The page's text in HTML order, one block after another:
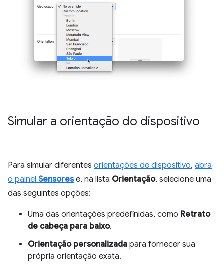
Simular a orientação do dispositivo
Para simular diferentes orientações de dispositivo, abra
o painel Sensorese, na lista Orientação, selecione uma
das seguintes opções:
Uma das orientações predefinidas, como Retrato
de cabeça para baixo.
Orientação personalizada para fornecer sua
própria orientação exata.